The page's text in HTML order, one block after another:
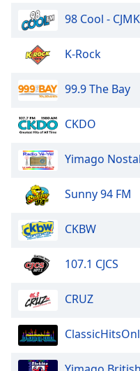
Background
Color
Opacity
Caption
Area
Background
Opacity
Text
Edge
98 Cool -
K-Rock
99.9 The Bay
CKDO
Yimago
Sunny 94 FM
CKBW
107.1 CJCS
CRUZ